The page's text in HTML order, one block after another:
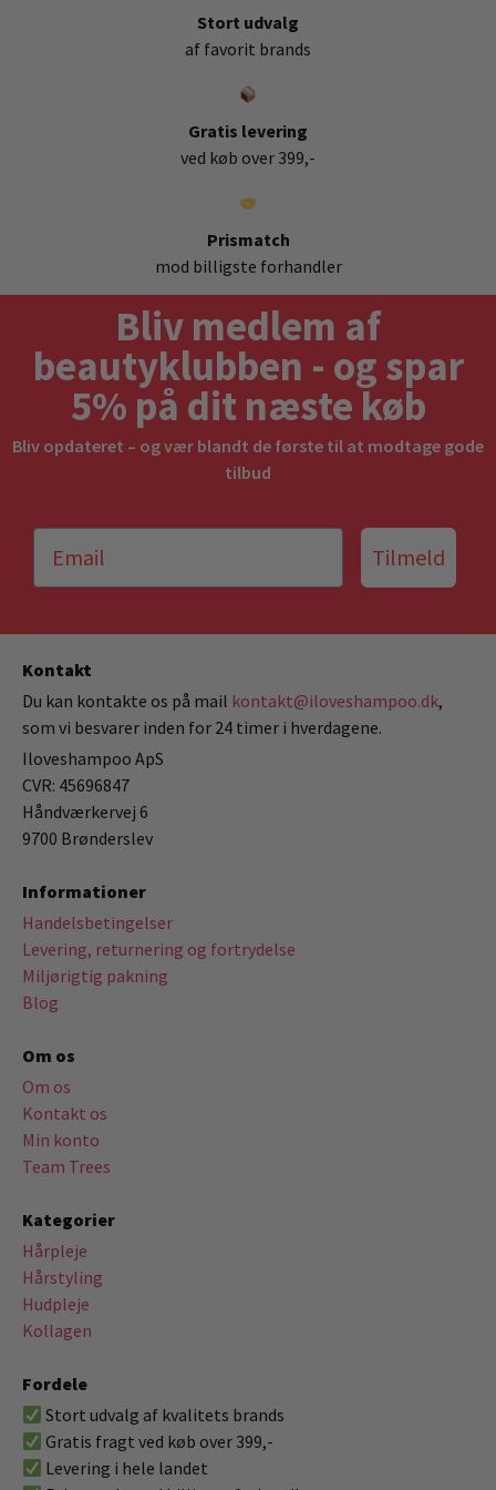
Stort udvalg
af favorit brands
Gratis levering
ved køb over 399,-
Prismatch
mod billigste forhandler
Bliv medlem af
beautyklubben - og spar
5% på dit næste køb
Bliv opdateret – og vær blandt de første til at modtage gode
tilbud
Tilmeld
Kontakt
Du kan kontakte os på mail kontakt@iloveshampoo.dk,
som vi besvarer inden for 24 timer i hverdagene.
Iloveshampoo ApS
CVR: 45696847
Håndværkervej 6
9700 Brønderslev
Informationer
Handelsbetingelser
Levering, returnering og fortrydelse
Miljørigtig pakning
Blog
Om os
Om os
Kontakt os
Min konto
Team Trees
Kategorier
Hårpleje
Hårstyling
Hudpleje
Kollagen
Fordele
Stort udvalg af kvalitets brands
Gratis fragt ved køb over 399,-
Levering i hele landet